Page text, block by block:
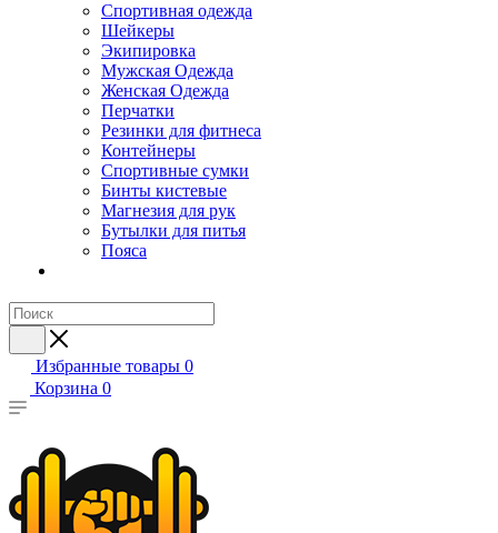
Спортивная одежда
Шейкеры
Экипировка
Мужская Одежда
Женская Одежда
Перчатки
Резинки для фитнеса
Контейнеры
Спортивные сумки
Бинты кистевые
Магнезия для рук
Бутылки для питья
Пояса
Избранные товары 0
Корзина 0